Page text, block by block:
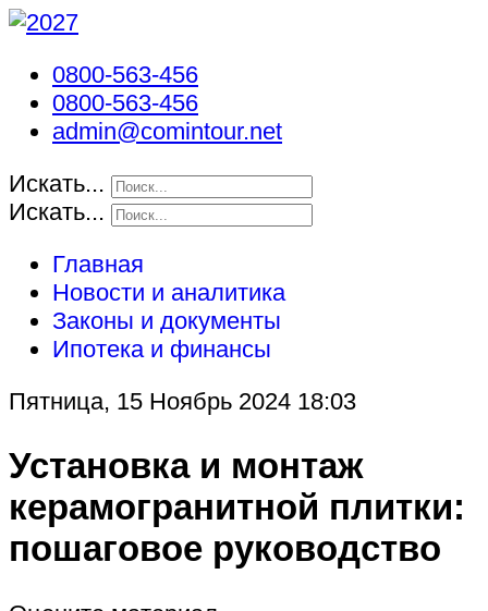
0800-563-456
0800-563-456
admin@comintour.net
Искать...
Искать...
Главная
Новости и аналитика
Законы и документы
Ипотека и финансы
Пятница, 15 Ноябрь 2024 18:03
Установка и монтаж
керамогранитной плитки:
пошаговое руководство